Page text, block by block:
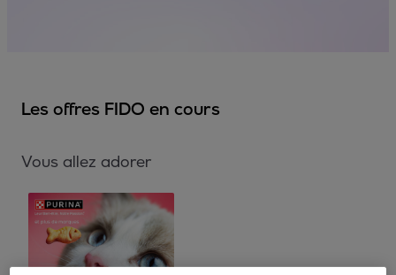
Les offres FIDO en cours
Vous allez adorer